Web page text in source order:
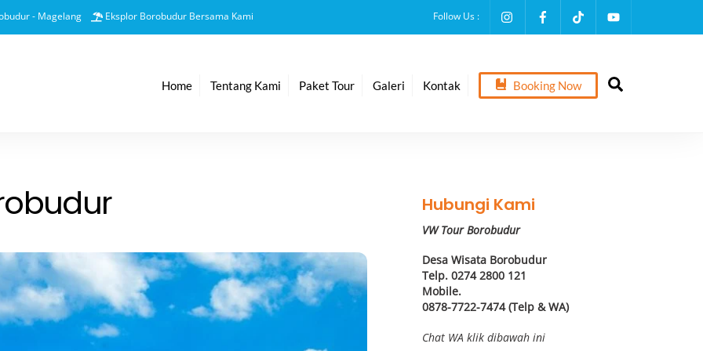
- Magelang Eksplor Borobudur Bersama Kami Follow Us :
Home Tentang Kami Paket Tour Galeri Kontak Booking Now
Hubungi Kami
VW Tour Borobudur
Desa Wisata Borobudur
Telp. 0274 2800 121
Mobile.
0878-7722-7474 (Telp & WA)
Chat WA klik dibawah ini
Back